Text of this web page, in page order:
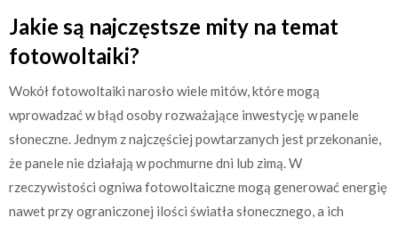
Jakie są najczęstsze mity na temat
fotowoltaiki?
Wokół fotowoltaiki narosło wiele mitów, które mogą
wprowadzać w błąd osoby rozważające inwestycję w panele
słoneczne. Jednym z najczęściej powtarzanych jest przekonanie,
że panele nie działają w pochmurne dni lub zimą. W
rzeczywistości ogniwa fotowoltaiczne mogą generować energię
nawet przy ograniczonej ilości światła słonecznego, a ich